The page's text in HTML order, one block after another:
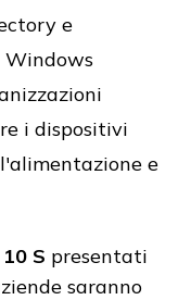
e
Windows
i dispositivi
e
S presentati
saranno